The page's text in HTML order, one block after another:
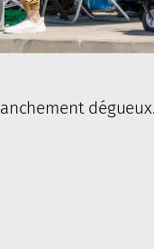
dégueux.